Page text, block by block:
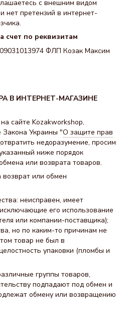
с внешним видом
нет претензий в интернет-
счет по реквизитам
ФЛП Козак Максим
В ИНТЕРНЕТ-МАГАЗИНЕ
сайте Kozakworkshop,
Закона Украины "О защите прав
недоразумение, просим
ниже порядок
или возврата товаров.
или обмен
неисправен, имеет
его использование
или компании-поставщика);
но по каким-то причинам не
товар не был в
упаковки (пломбы и
группы товаров,
подпадают под обмен и
обмену или возвращению